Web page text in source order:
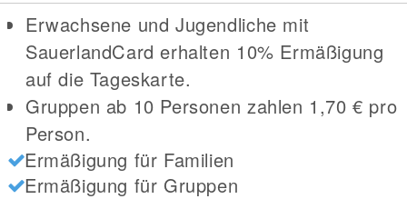
Erwachsene und Jugendliche mit
SauerlandCard erhalten 10% Ermäßigung
auf die Tageskarte.
Gruppen ab 10 Personen zahlen 1,70 € pro
Person.
Ermäßigung für Familien
Ermäßigung für Gruppen